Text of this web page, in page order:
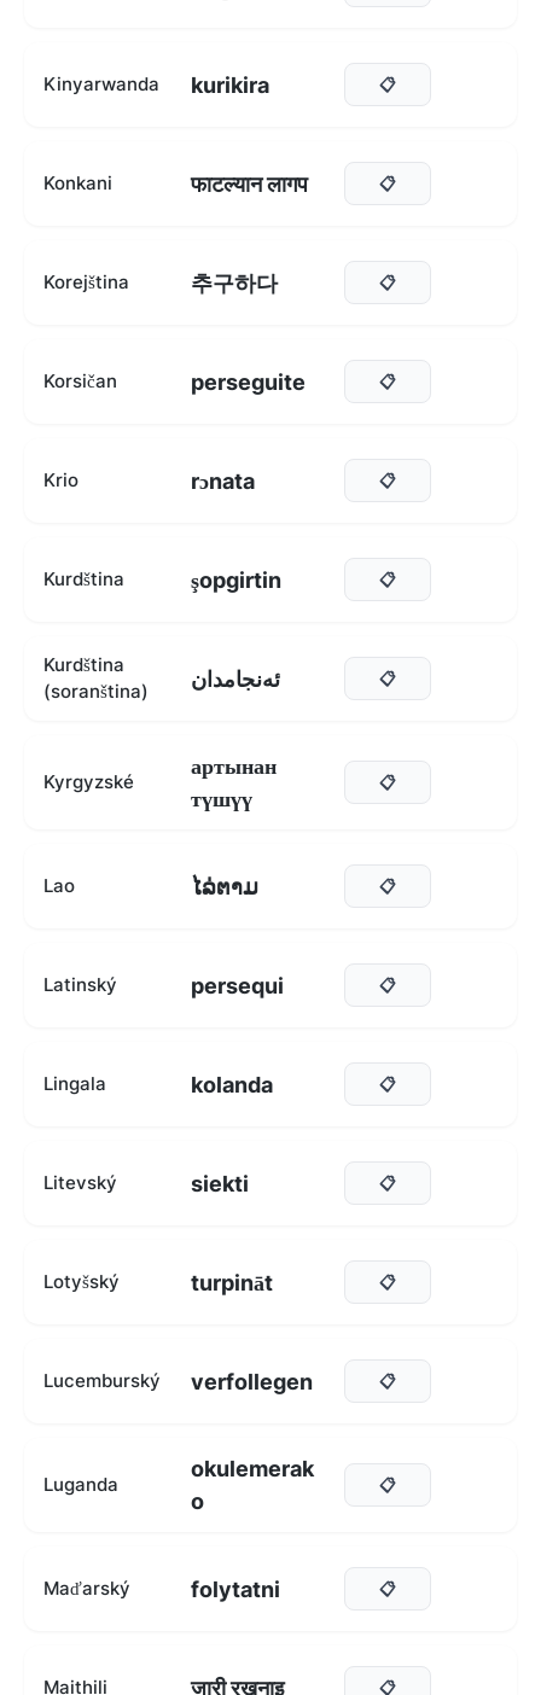
Kinyarwanda kurikira 📋
Konkani फाटल्यान लागप 📋
Korejština 추구하다 📋
Korsičan perseguite 📋
Krio rɔnata 📋
Kurdština şopgirtin 📋
Kurdština
(soranština)
ئەنجامدان 📋
Kyrgyzské
артынан
түшүү
📋
Lao ໄລ່ຕາມ 📋
Latinský persequi 📋
Lingala kolanda 📋
Litevský siekti 📋
Lotyšský turpināt 📋
Lucemburský verfollegen 📋
Luganda
okulemerak
o
📋
Maďarský folytatni 📋
Maithili जारी रखनाइ 📋